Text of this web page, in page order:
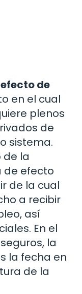
de
en el cual
plenos
de
sistema.
de la
de efecto
de la cual
a recibir
así
En el
la
la fecha en
de la